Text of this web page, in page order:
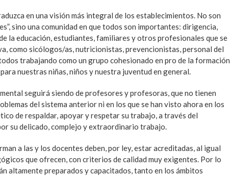
en una visión más integral de los establecimientos. No son
sino una comunidad en que todos son importantes: dirigencia,
la educación, estudiantes, familiares y otros profesionales que se
como sicólogos/as, nutricionistas, prevencionistas, personal del
trabajando como un grupo cohesionado en pro de la formación
nuestras niñas, niños y nuestra juventud en general.
seguirá siendo de profesores y profesoras, que no tienen
del sistema anterior ni en los que se han visto ahora en los
de respaldar, apoyar y respetar su trabajo, a través del
su delicado, complejo y extraordinario trabajo.
a las y los docentes deben, por ley, estar acreditadas, al igual
que ofrecen, con criterios de calidad muy exigentes. Por lo
altamente preparados y capacitados, tanto en los ámbitos